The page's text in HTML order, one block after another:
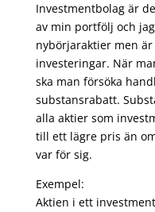
Investmentbolag är
av min portfölj och
nybörjaraktier men
investeringar. När
ska man försöka
substansrabatt.
alla aktier som
till ett lägre pris än
var för sig.
Exempel:
Aktien i ett